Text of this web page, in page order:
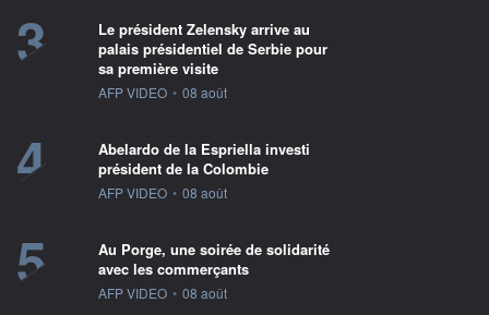
3
Le président Zelensky arrive au
palais présidentiel de Serbie pour
sa première visite
information fournie par
AFP VIDEO • 08 août
4
Abelardo de la Espriella investi
président de la Colombie
information fournie par
AFP VIDEO • 08 août
5
Au Porge, une soirée de solidarité
avec les commerçants
information fournie par
AFP VIDEO • 08 août